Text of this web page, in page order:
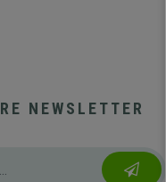
NEWSLETTER